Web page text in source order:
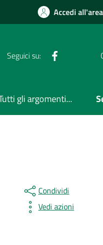
Accedi
Seguici su:
gli argomenti...
Condividi
Vedi azioni